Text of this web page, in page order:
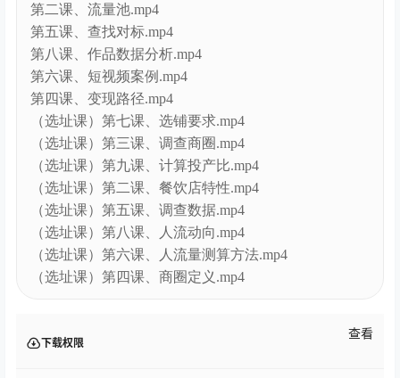
第二课、流量池.mp4
第五课、查找对标.mp4
第八课、作品数据分析.mp4
第六课、短视频案例.mp4
第四课、变现路径.mp4
（选址课）第七课、选铺要求.mp4
（选址课）第三课、调查商圈.mp4
（选址课）第九课、计算投产比.mp4
（选址课）第二课、餐饮店特性.mp4
（选址课）第五课、调查数据.mp4
（选址课）第八课、人流动向.mp4
（选址课）第六课、人流量测算方法.mp4
（选址课）第四课、商圈定义.mp4
下载权限
查看